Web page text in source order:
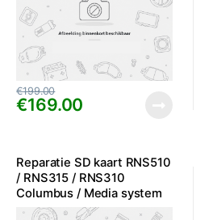
€169.00
€199.00
Reparatie SD kaart RNS510
/ RNS315 / RNS310
Columbus / Media system
SD-kaart problemen